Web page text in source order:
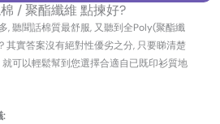
/ 聚酯纖維 點揀好?
, 聽聞話棉質最舒服, 又聽到全Poly(聚酯纖
其實答案沒有絕對性優劣之分, 只要睇清楚
可以輕鬆幫到您選擇合適自已既印衫質地
: